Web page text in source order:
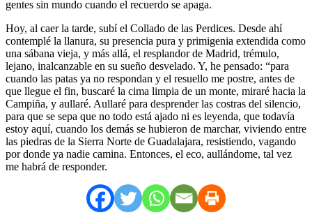
gentes sin mundo cuando el recuerdo se apaga.
Hoy, al caer la tarde, subí el Collado de las Perdices. Desde ahí
contemplé la llanura, su presencia pura y primigenia extendida como
una sábana vieja, y más allá, el resplandor de Madrid, trémulo,
lejano, inalcanzable en su sueño desvelado. Y, he pensado: “para
cuando las patas ya no respondan y el resuello me postre, antes de
que llegue el fin, buscaré la cima limpia de un monte, miraré hacia la
Campiña, y aullaré. Aullaré para desprender las costras del silencio,
para que se sepa que no todo está ajado ni es leyenda, que todavía
estoy aquí, cuando los demás se hubieron de marchar, viviendo entre
las piedras de la Sierra Norte de Guadalajara, resistiendo, vagando
por donde ya nadie camina. Entonces, el eco, aullándome, tal vez
me habrá de responder.